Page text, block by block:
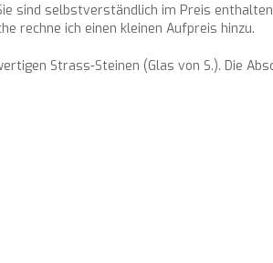
sind selbstverständlich im Preis
rechne ich einen kleinen Aufpreis hinzu.
Strass-Steinen (Glas von S.). Die